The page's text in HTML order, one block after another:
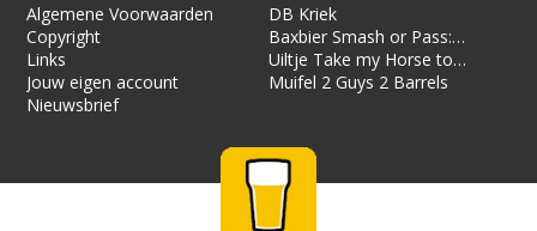
Algemene Voorwaarden
Copyright
Links
Jouw eigen account
Nieuwsbrief
DB Kriek
Baxbier Smash or Pass:
Strata
Uiltje Take my Horse to
the Hotel Room
Muifel 2 Guys 2 Barrels